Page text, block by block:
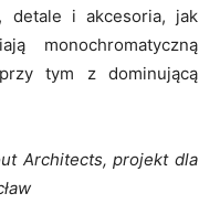
detale i akcesoria, jak
monochromatyczną
tym z dominującą
Architects, projekt dla